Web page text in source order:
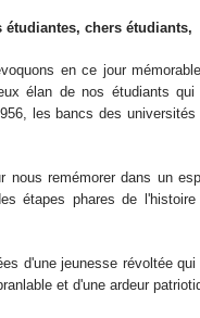
étudiantes, chers étudiants,
en ce jour
élan de nos étudiants
les bancs des
nous remémorer dans un
étapes phares de
d'une jeunesse révoltée qui
et d'une ardeur